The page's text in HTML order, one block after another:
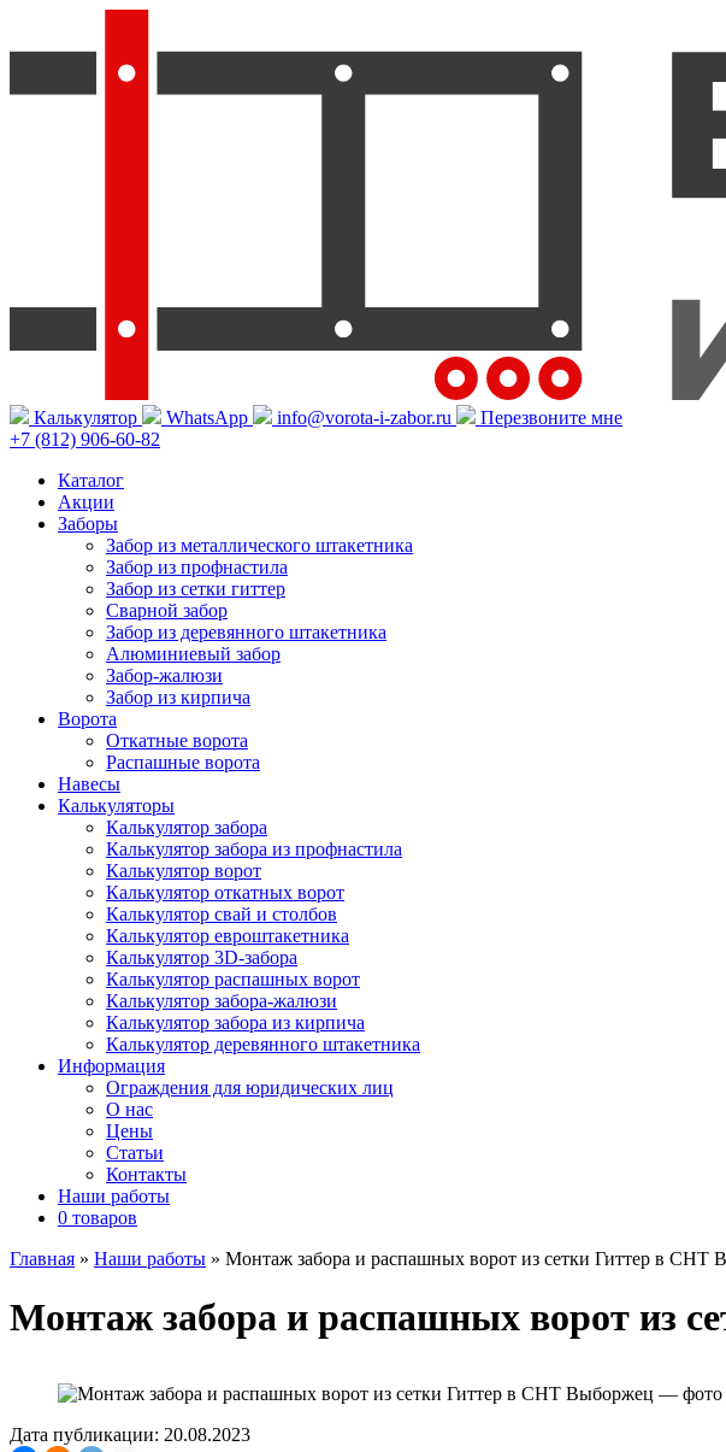
Калькулятор WhatsApp info@vorota-i-zabor.ru
Перезвоните мне
+7 (812) 906-60-82
Каталог
Акции
Заборы
Забор из металлического штакетника
Забор из профнастила
Забор из сетки гиттер
Сварной забор
Забор из деревянного штакетника
Алюминиевый забор
Забор-жалюзи
Забор из кирпича
Ворота
Откатные ворота
Распашные ворота
Навесы
Калькуляторы
Калькулятор забора
Калькулятор забора из профнастила
Калькулятор ворот
Калькулятор откатных ворот
Калькулятор свай и столбов
Калькулятор евроштакетника
Калькулятор 3D-забора
Калькулятор распашных ворот
Калькулятор забора-жалюзи
Калькулятор забора из кирпича
Калькулятор деревянного штакетника
Информация
Ограждения для юридических лиц
О нас
Цены
Статьи
Контакты
Наши работы
0 товаров
Главная » Наши работы » Монтаж забора и распашных ворот из сетки Гиттер в СНТ
Монтаж забора и распашных ворот из
Дата публикации: 20.08.2023